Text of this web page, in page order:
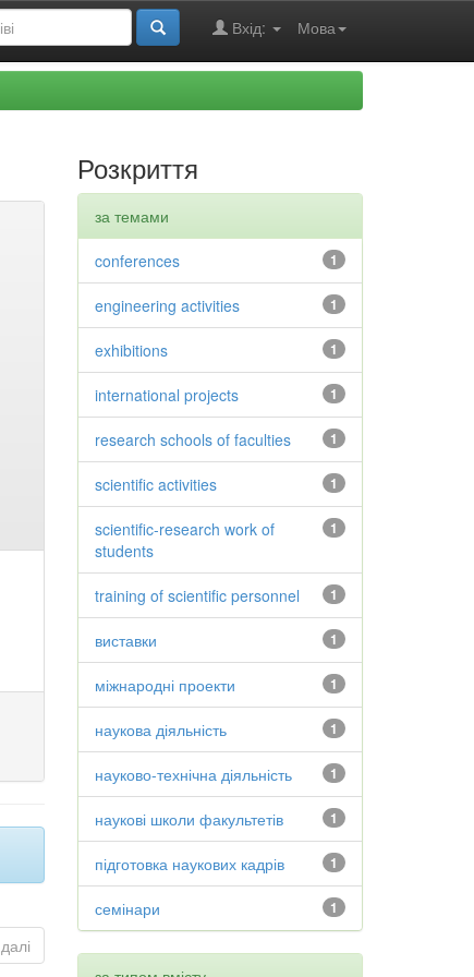
Мова
Вхід:
далі
Розкриття
за темами
1
conferences
1
engineering activities
1
exhibitions
1
international projects
1
research schools of faculties
1
scientific activities
1
scientific-research work of
students
1
training of scientific personnel
1
виставки
1
міжнародні проекти
1
наукова діяльність
1
науково-технічна діяльність
1
наукові школи факультетів
1
підготовка наукових кадрів
1
семінари